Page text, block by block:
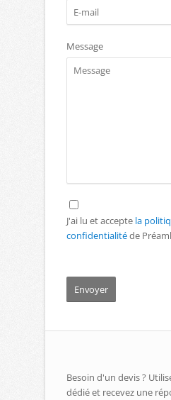
Message
J'ai lu et accepte la
confidentialitéde
Besoin d'un devis ?
dédié et recevez une